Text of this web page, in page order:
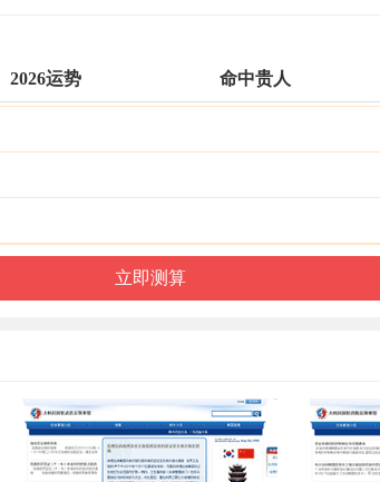
2026运势 命中贵人